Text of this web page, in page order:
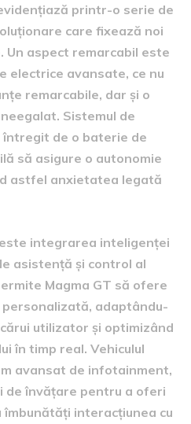
printr-o serie de
care fixează noi
Un aspect remarcabil este
electrice avansate, ce nu
remarcabile, dar și o
Sistemul de
de o baterie de
să asigure o autonomie
astfel anxietatea legată
integrarea inteligenței
asistență și control al
Magma GT să ofere
adaptându-
utilizator și optimizând
în timp real. Vehiculul
avansat de infotainment,
de învățare pentru a oferi
interacțiunea cu